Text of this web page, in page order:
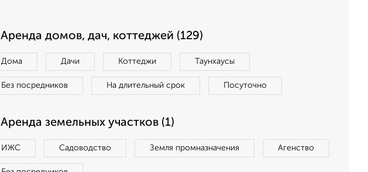
Аренда домов, дач, коттеджей (129)
Дома Дачи Коттеджи Таунхаусы
Без посредников На длительный срок Посуточно
Аренда земельных участков (1)
ИЖС Садоводство Земля промназначения Агенство